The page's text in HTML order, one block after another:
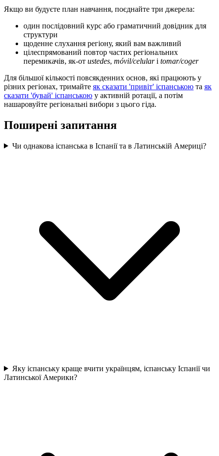
Якщо ви будуєте план навчання, поєднайте три джерела:
один послідовний курс або граматичний довідник для
структури
щоденне слухання регіону, який вам важливий
цілеспрямований повтор частих регіональних
перемикачів, як-от ustedes, móvil/celularі tomar/coger
Для більшої кількості повсякденних основ, які працюють у
різних регіонах, тримайте як сказати 'привіт' іспанською та як
сказати 'бувай' іспанською у активній ротації, а потім
нашаровуйте регіональні вибори з цього гіда.
Поширені запитання
Чи однакова іспанська в Іспанії та в Латинській Америці?
Яку іспанську краще вчити українцям, іспанську Іспанії чи
Латинської Америки?